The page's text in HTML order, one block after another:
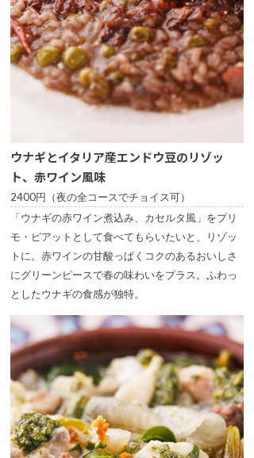
ウナギとイタリア産エンドウ豆のリゾッ
ト、赤ワイン風味
2400円（夜の全コースでチョイス可）
「ウナギの赤ワイン煮込み、カセルタ風」をプリ
モ・ピアットとして食べてもらいたいと、リゾッ
トに。赤ワインの甘酸っぱくコクのあるおいしさ
にグリーンピースで春の味わいをプラス。ふわっ
としたウナギの食感が独特。